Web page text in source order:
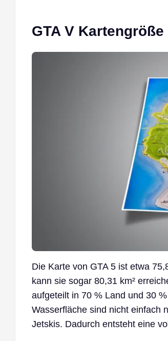
GTA V
Die Karte von GTA 5 ist etwa
kann sie sogar 80,31 km²
aufgeteilt in 70 % Land und 30
Wasserfläche sind nicht einfach
Jetskis. Dadurch entsteht eine